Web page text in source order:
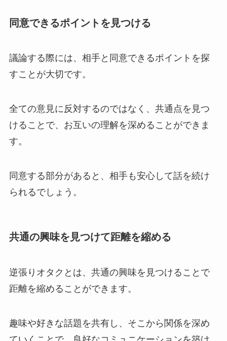
同意できるポイントを見つける
議論する際には、相手と同意できるポイントを探
すことが大切です。
全ての意見に反対するのではなく、共通点を見つ
けることで、お互いの理解を深めることができま
す。
同意する部分があると、相手も安心して話を続け
られるでしょう。
共通の興味を見つけて距離を縮める
逆張りオタクとは、共通の興味を見つけることで
距離を縮めることができます。
趣味や好きな話題を共有し、そこから関係を深め